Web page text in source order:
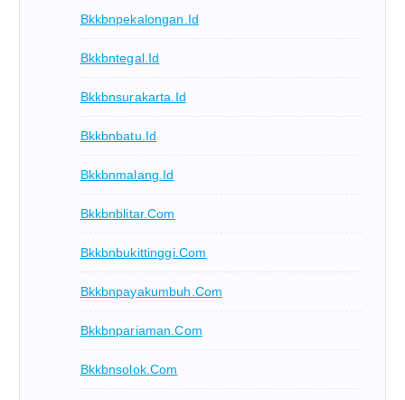
Bkkbnpekalongan.id
Bkkbntegal.id
Bkkbnsurakarta.id
Bkkbnbatu.id
Bkkbnmalang.id
Bkkbnblitar.com
Bkkbnbukittinggi.com
Bkkbnpayakumbuh.com
Bkkbnpariaman.com
Bkkbnsolok.com